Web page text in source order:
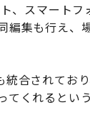
、スマートフ
集も行え、
合されてお
くれるという